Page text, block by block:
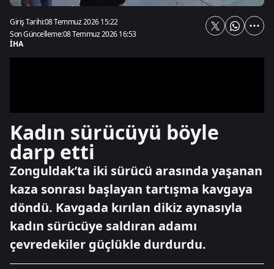
Giriş Tarihi:08 Temmuz 2026 15:22
Son Güncelleme:08 Temmuz 2026 16:53
İHA
Kadın sürücüyü böyle
darp etti
Zonguldak’ta iki sürücü arasında yaşanan
kaza sonrası başlayan tartışma kavgaya
döndü. Kavgada kırılan dikiz aynasıyla
kadın sürücüye saldıran adamı
çevredekiler güçlükle durdurdu.